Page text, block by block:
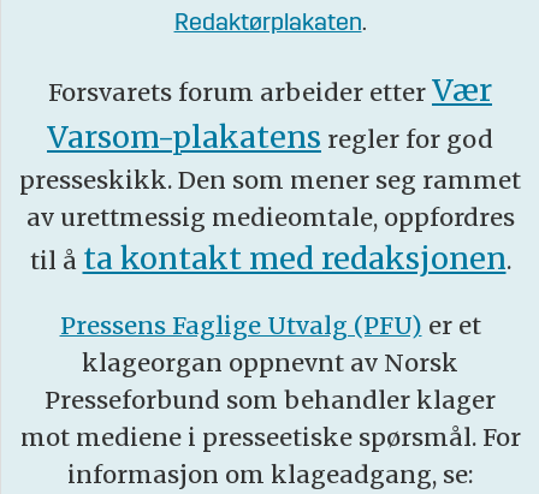
Redaktørplakaten.
Forsvarets forum arbeider etter Vær
Varsom-plakatens regler for god
presseskikk. Den som mener seg rammet
av urettmessig medieomtale, oppfordres
til å ta kontakt med redaksjonen.
Pressens Faglige Utvalg (PFU) er et
klageorgan oppnevnt av Norsk
Presseforbund som behandler klager
mot mediene i presseetiske spørsmål. For
informasjon om klageadgang, se: